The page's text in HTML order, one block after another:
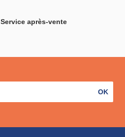
Service après-vente
OK